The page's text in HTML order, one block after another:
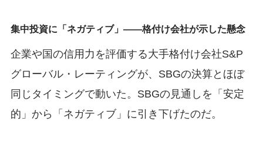
集中投資に「ネガティブ」——格付け会社が示した懸念
企業や国の信用力を評価する大手格付け会社S&P
グローバル・レーティングが、SBGの決算とほぼ
同じタイミングで動いた。SBGの見通しを「安定
的」から「ネガティブ」に引き下げたのだ。